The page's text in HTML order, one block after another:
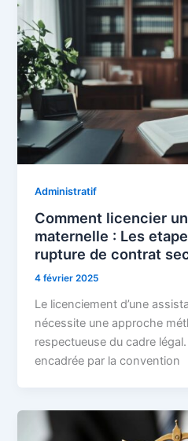
Administratif
Comment licencier
maternelle : Les
rupture de contrat
4 février 2025
Le licenciement d’une
nécessite une approche
respectueuse du cadre
encadrée par la convention